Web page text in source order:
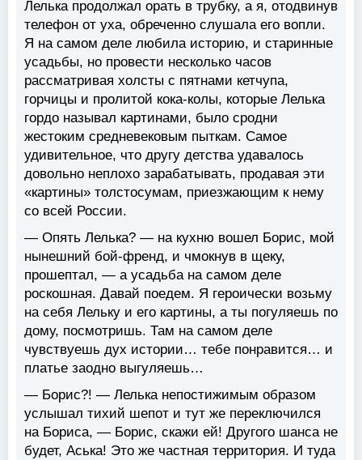
Лелька продолжал орать в трубку, а я, отодвинув
телефон от уха, обреченно слушала его вопли.
Я на самом деле любила историю, и старинные
усадьбы, но провести несколько часов
рассматривая холсты с пятнами кетчупа,
горчицы и пролитой кока-колы, которые Лелька
гордо называл картинами, было сродни
жестоким средневековым пыткам. Самое
удивительное, что другу детства удавалось
довольно неплохо зарабатывать, продавая эти
«картины» толстосумам, приезжающим к нему
со всей России.
— Опять Лелька? — на кухню вошел Борис, мой
нынешний бой-френд, и чмокнув в щеку,
прошептал, — а усадьба на самом деле
роскошная. Давай поедем. Я героически возьму
на себя Лельку и его картины, а ты погуляешь по
дому, посмотришь. Там на самом деле
чувствуешь дух истории… тебе понравится… и
платье заодно выгуляешь…
— Борис?! — Лелька непостижимым образом
услышал тихий шепот и тут же переключился
на Бориса, — Борис, скажи ей! Другого шанса не
будет, Аська! Это же частная территория. И туда